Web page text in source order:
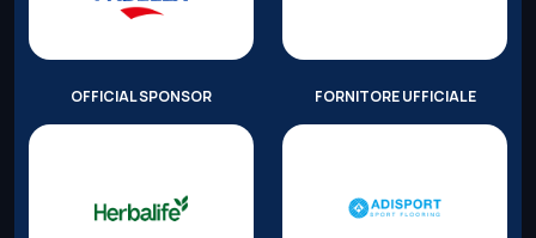
OFFICIAL SPONSOR FORNITORE UFFICIALE